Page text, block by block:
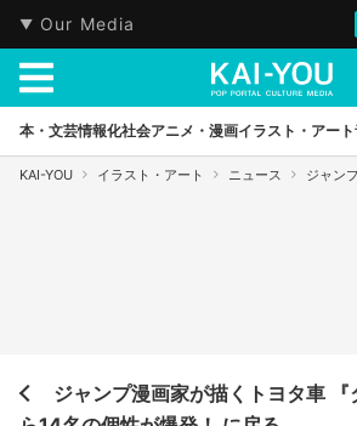
Our Media
本・文芸情報化社会アニメ・漫画イラスト・アート
KAI-YOU イラスト・アート ニュース ジャン
ジャンプ漫画家が描くトヨタ車